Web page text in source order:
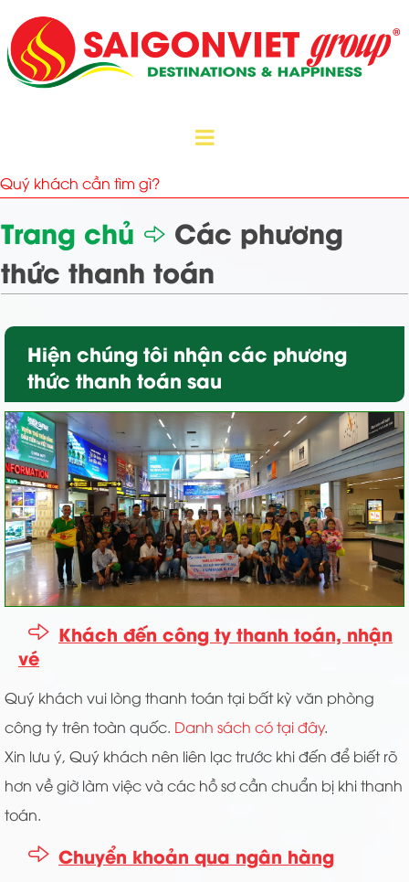
Trang chủ
Các phương
thức thanh toán
Hiện chúng tôi nhận các phương
thức thanh toán sau
Khách đến công ty thanh toán, nhận
vé
Quý khách vui lòng thanh toán tại bất kỳ văn phòng
công ty trên toàn quốc. Danh sách có tại đây.
Xin lưu ý, Quý khách nên liên lạc trước khi đến để biết rõ
hơn về giờ làm việc và các hồ sơ cần chuẩn bị khi thanh
toán.
Chuyển khoản qua ngân hàng